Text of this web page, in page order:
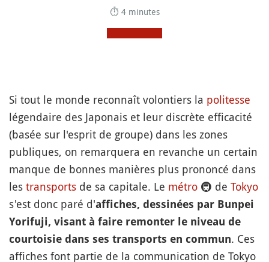
⏱ 4 minutes
Si tout le monde reconnaît volontiers la politesse
légendaire des Japonais et leur discrète efficacité
(basée sur l'esprit de groupe) dans les zones
publiques, on remarquera en revanche un certain
manque de bonnes manières plus prononcé dans
les transports de sa capitale. Le métro 🚇 de Tokyo
s'est donc paré d'affiches, dessinées par Bunpei
Yorifuji, visant à faire remonter le niveau de
courtoisie dans ses transports en commun. Ces
affiches font partie de la communication de Tokyo